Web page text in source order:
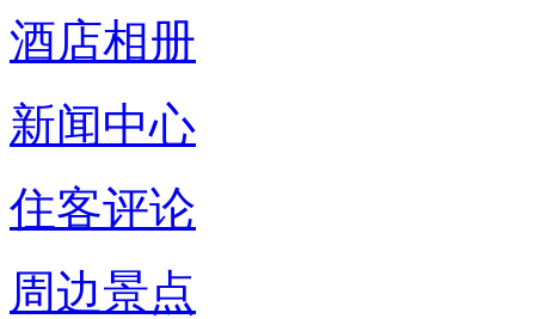
酒店相册
新闻中心
住客评论
周边景点